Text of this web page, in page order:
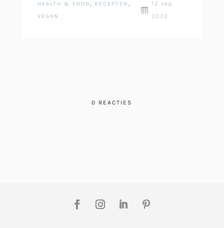
HEALTH & FOOD, RECEPTEN ,
VEGAN

12 sep
2020
0 REACTIES